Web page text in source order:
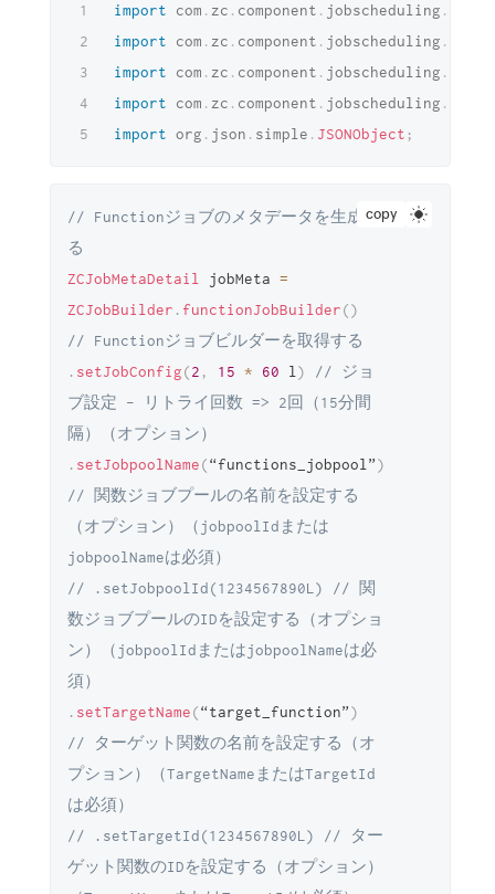
import com . zc . component . jobscheduling .
import
com . zc . component . jobscheduling .
import
com . zc . component . jobscheduling .
import
com . zc . component . jobscheduling .
import org . json . simple . JSONObject ;
copy
// Functionジョブのメタデータを生成す
る
ZCJobMetaDetail
jobMeta =
ZCJobBuilder . functionJobBuilder()
// Functionジョブビルダーを取得する
. setJobConfig(2 , 15 * 60 l )
// ジョ
ブ設定 - リトライ回数 => 2回（15分間
隔）（オプション）
. setJobpoolName(“functions_jobpool”)
// 関数ジョブプールの名前を設定する
（オプション）（jobpoolIdまたは
jobpoolNameは必須）
// .setJobpoolId(1234567890L) // 関
数ジョブプールのIDを設定する（オプショ
ン）（jobpoolIdまたはjobpoolNameは必
須）
. setTargetName(“target_function”)
// ターゲット関数の名前を設定する（オ
プション）（TargetNameまたはTargetId
は必須）
// .setTargetId(1234567890L) // ター
ゲット関数のIDを設定する（オプション）